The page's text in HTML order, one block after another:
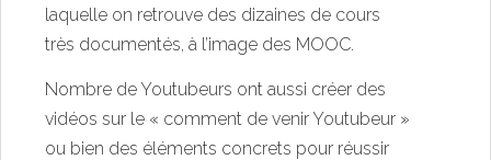
laquelle on retrouve des dizaines de cours
très documentés, à l’image des MOOC.
Nombre de Youtubeurs ont aussi créer des
vidéos sur le « comment de venir Youtubeur »
ou bien des éléments concrets pour réussir